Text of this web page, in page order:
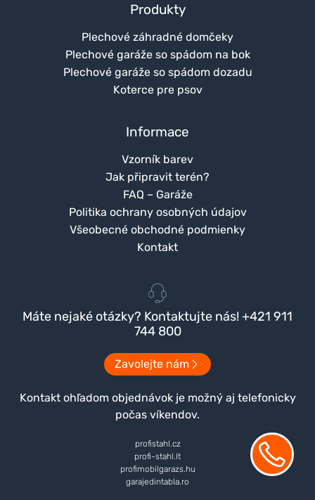
Produkty
Plechové záhradné domčeky
Plechové garáže so spádom na bok
Plechové garáže so spádom dozadu
Koterce pre psov
Informace
Vzorník barev
Jak připravit terén?
FAQ – Garáže
Politika ochrany osobných údajov
Všeobecné obchodné podmienky
Kontakt
Máte nejaké otázky? Kontaktujte nás! +421 911
744 800
Zavolejte nám
Kontakt ohľadom objednávok je možný aj telefonicky
počas víkendov.
profistahl.cz
profi-stahl.lt
profimobilgarazs.hu
garajedintabla.ro